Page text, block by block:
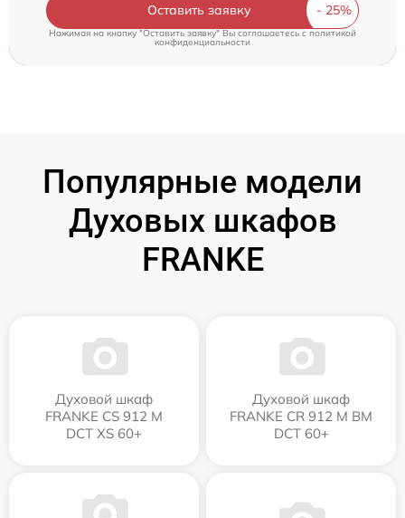
Оставить заявку
Нажимая на кнопку "Оставить заявку" Вы соглашаетесь cполитикой
конфиденциальности
Популярные модели
Духовых шкафов
FRANKE
Духовой шкаф
FRANKE CS 912 M
DCT XS 60+
Духовой шкаф
FRANKE CR 912 M BM
DCT 60+